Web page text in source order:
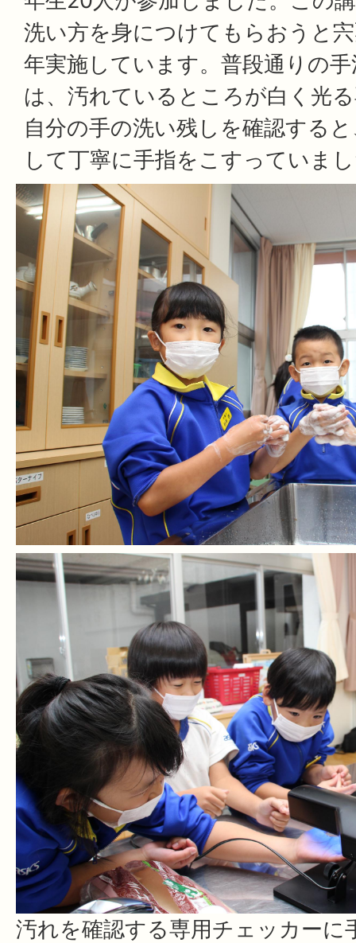
洗い方を身につけてもらおうと
年実施しています。普段通りの
は、汚れているところが白く光
自分の手の洗い残しを確認する
して丁寧に手指をこすっていま
汚れを確認する専用チェッカーに